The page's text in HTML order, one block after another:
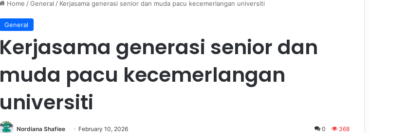
Home /General / Kerjasama generasi senior dan muda pacu kecemerlangan universiti
General
Kerjasama generasi senior dan
muda pacu kecemerlangan
universiti
Nordiana Shafiee February 10, 2026 0 368